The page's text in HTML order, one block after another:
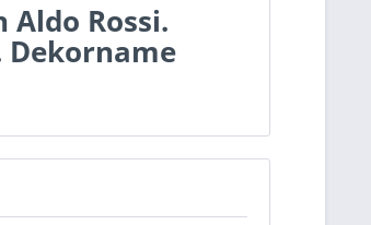
Aldo Rossi.
Dekorname